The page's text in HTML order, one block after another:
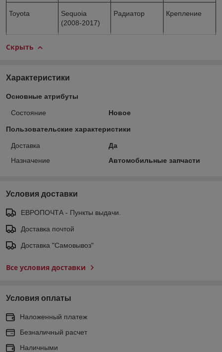
Toyota
Sequoia
(2008-2017)
Радиатор Крепление
Скрыть
Характеристики
Основные атрибуты
Состояние Новое
Пользовательские характеристики
Доставка
Да
Назначение
Автомобильные запчасти
Условия доставки
ЕВРОПОЧТА - Пункты выдачи.
Доставка почтой
Доставка "Самовывоз"
Все условия доставки
Условия оплаты
Наложенный платеж
Безналичный расчет
Наличными